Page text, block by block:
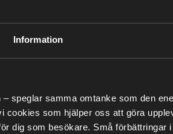
Information
speglar samma omtanke som den
cookies som hjälper oss att göra
dig som besökare. Små förbättringar
av gårdens solcells- och
uppdrag. Och även resultatet,
batterianläggningen och
bli i det närmaste